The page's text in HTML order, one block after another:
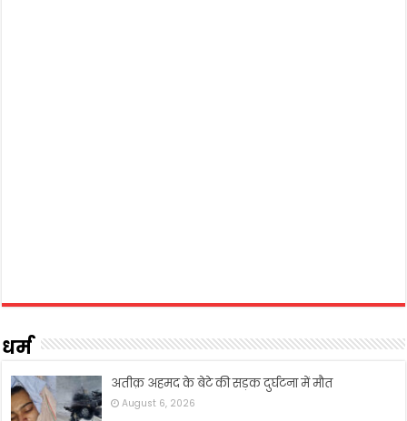
धर्म
अतीक़ अहमद के बेटे की सड़क दुर्घटना में मौत
August 6, 2026